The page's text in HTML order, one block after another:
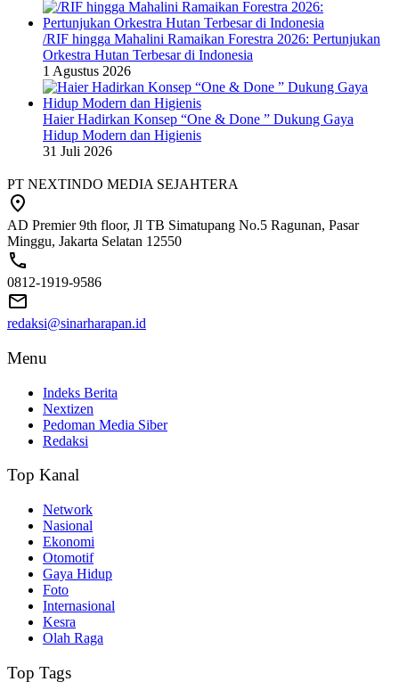
/RIF hingga Mahalini Ramaikan Forestra 2026: Pertunjukan
Orkestra Hutan Terbesar di Indonesia
1 Agustus 2026
Haier Hadirkan Konsep “One & Done ” Dukung Gaya
Hidup Modern dan Higienis
31 Juli 2026
PT NEXTINDO MEDIA SEJAHTERA
AD Premier 9th floor, Jl TB Simatupang No.5 Ragunan, Pasar
Minggu, Jakarta Selatan 12550
0812-1919-9586
redaksi@sinarharapan.id
Menu
Indeks Berita
Nextizen
Pedoman Media Siber
Redaksi
Top Kanal
Network
Nasional
Ekonomi
Otomotif
Gaya Hidup
Foto
Internasional
Kesra
Olah Raga
Top Tags